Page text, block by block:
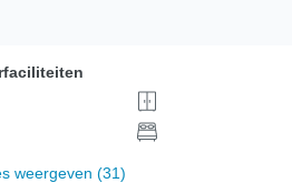
weergeven (31)